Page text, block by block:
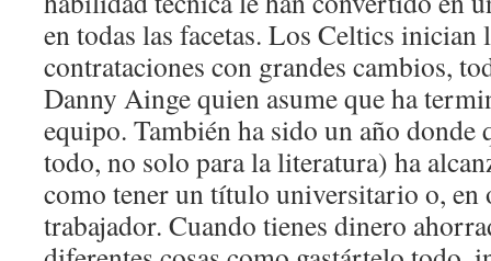
en todas las facetas. Los Celtics inician
contrataciones con grandes cambios,
Danny Ainge quien asume que ha
equipo. También ha sido un año donde
todo, no solo para la literatura) ha
como tener un título universitario o, en
trabajador. Cuando tienes dinero